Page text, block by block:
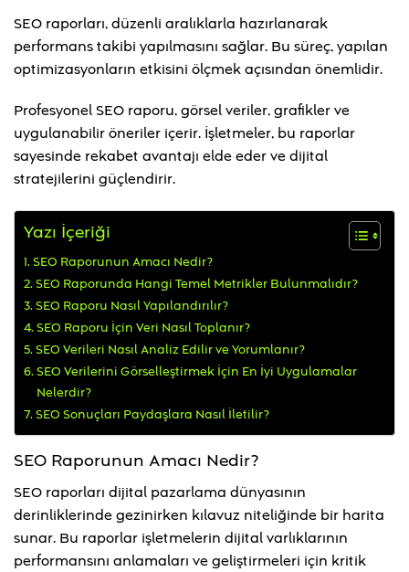
SEO raporları, düzenli aralıklarla hazırlanarak
performans takibi yapılmasını sağlar. Bu süreç, yapılan
optimizasyonların etkisini ölçmek açısından önemlidir.
Profesyonel SEO raporu, görsel veriler, grafikler ve
uygulanabilir öneriler içerir. İşletmeler, bu raporlar
sayesinde rekabet avantajı elde eder ve dijital
stratejilerini güçlendirir.
Yazı İçeriği
SEO Raporunun Amacı Nedir?
SEO Raporunda Hangi Temel Metrikler Bulunmalıdır?
SEO Raporu Nasıl Yapılandırılır?
SEO Raporu İçin Veri Nasıl Toplanır?
SEO Verileri Nasıl Analiz Edilir ve Yorumlanır?
SEO Verilerini Görselleştirmek İçin En İyi Uygulamalar
Nelerdir?
SEO Sonuçları Paydaşlara Nasıl İletilir?
SEO Raporunun Amacı Nedir?
SEO raporları dijital pazarlama dünyasının
derinliklerinde gezinirken kılavuz niteliğinde bir harita
sunar. Bu raporlar işletmelerin dijital varlıklarının
performansını anlamaları ve geliştirmeleri için kritik